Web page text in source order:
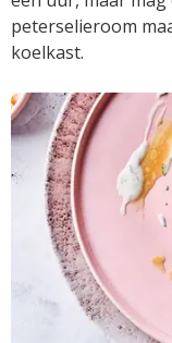
peterselieroom
koelkast.